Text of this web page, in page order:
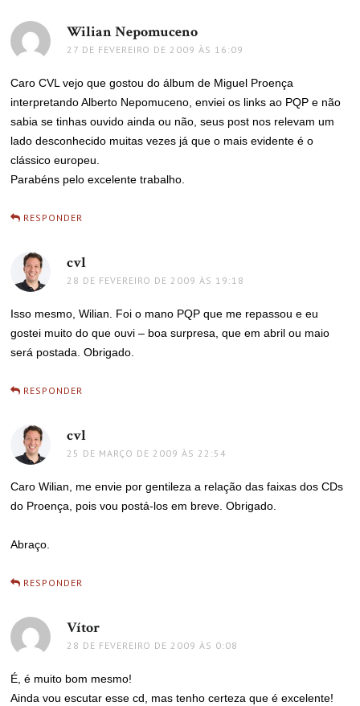
Wilian Nepomuceno
27 DE FEVEREIRO DE 2009 ÀS 16:09
Caro CVL vejo que gostou do álbum de Miguel Proença
interpretando Alberto Nepomuceno, enviei os links ao PQP e não
sabia se tinhas ouvido ainda ou não, seus post nos relevam um
lado desconhecido muitas vezes já que o mais evidente é o
clássico europeu.
Parabéns pelo excelente trabalho.
RESPONDER
cvl
28 DE FEVEREIRO DE 2009 ÀS 19:18
Isso mesmo, Wilian. Foi o mano PQP que me repassou e eu
gostei muito do que ouvi – boa surpresa, que em abril ou maio
será postada. Obrigado.
RESPONDER
cvl
25 DE MARÇO DE 2009 ÀS 22:54
Caro Wilian, me envie por gentileza a relação das faixas dos CDs
do Proença, pois vou postá-los em breve. Obrigado.
Abraço.
RESPONDER
Vítor
28 DE FEVEREIRO DE 2009 ÀS 0:08
É, é muito bom mesmo!
Ainda vou escutar esse cd, mas tenho certeza que é excelente!